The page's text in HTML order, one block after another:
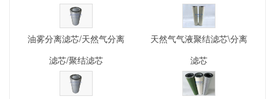
油雾分离滤芯/天然气分离
滤芯/聚结滤芯
天然气气液聚结滤芯\分离
滤芯